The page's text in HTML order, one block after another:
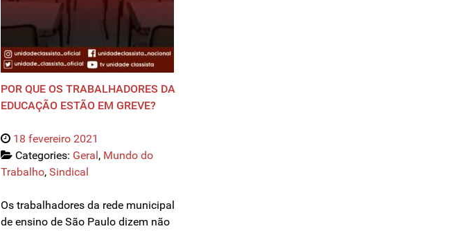
POR QUE OS TRABALHADORES DA
EDUCAÇÃO ESTÃO EM GREVE?
18 fevereiro 2021
Categories: Geral , Mundo do
Trabalho, Sindical
Os trabalhadores da rede municipal
de ensino de São Paulo dizem não